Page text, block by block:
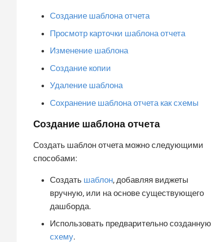
Создание шаблона отчета
Просмотр карточки шаблона отчета
Изменение шаблона
Создание копии
Удаление шаблона
Сохранение шаблона отчета как схемы
Создание шаблона отчета
Создать шаблон отчета можно следующими
способами:
Создать шаблон, добавляя виджеты
вручную, или на основе существующего
дашборда.
Использовать предварительно созданную
схему.